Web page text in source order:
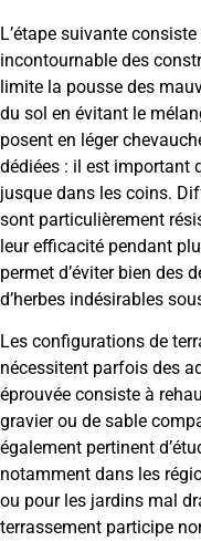
L’étape suivante
incontournable des
limite la pousse des
du sol en évitant le
posent en léger
dédiées : il est important
jusque dans les coins.
sont particulièrement
leur efficacité pendant
permet d’éviter bien des
d’herbes indésirables
Les configurations de
nécessitent parfois des
éprouvée consiste à
gravier ou de sable
également pertinent
notamment dans les
ou pour les jardins mal
terrassement participe